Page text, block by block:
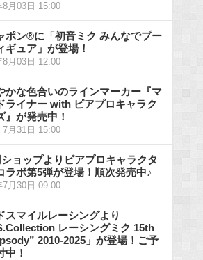
8月03日 15:00
ポン®に「初音ミク みんなでプー
ギュア」が登場！
8月03日 12:00
かな色合いのラインマーカー『マ
ライナー with ピアプロキャラク
』が発売中！
7月31日 15:00
ショップよりピアプロキャラクタ
ラボ第5弾が登場！順次発売中♪
7月30日 09:00
スマイルレーシングより
レーシングミク 15th
2010-2025」が登場！ご予
中！